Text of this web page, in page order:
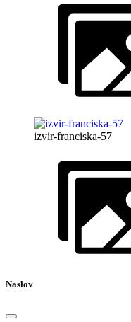
izvir-franciska-57
Naslov